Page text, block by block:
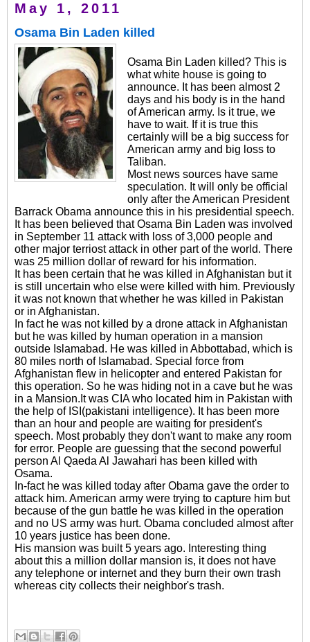
May 1, 2011
Osama Bin Laden killed
Osama Bin Laden killed? This is
what white house is going to
announce. It has been almost 2
days and his body is in the hand
of American army. Is it true, we
have to wait. If it is true this
certainly will be a big success for
American army and big loss to
Taliban.
Most news sources have same
speculation. It will only be official
only after the American President
Barrack Obama announce this in his presidential speech.
It has been believed that Osama Bin Laden was involved
in September 11 attack with loss of 3,000 people and
other major terriost attack in other part of the world. There
was 25 million dollar of reward for his information.
It has been certain that he was killed in Afghanistan but it
is still uncertain who else were killed with him. Previously
it was not known that whether he was killed in Pakistan
or in Afghanistan.
In fact he was not killed by a drone attack in Afghanistan
but he was killed by human operation in a mansion
outside Islamabad. He was killed in Abbottabad, which is
80 miles north of Islamabad. Special force from
Afghanistan flew in helicopter and entered Pakistan for
this operation. So he was hiding not in a cave but he was
in a Mansion.It was CIA who located him in Pakistan with
the help of ISI(pakistani intelligence). It has been more
than an hour and people are waiting for president's
speech. Most probably they don't want to make any room
for error. People are guessing that the second powerful
person Al Qaeda Al Jawahari has been killed with
Osama.
In-fact he was killed today after Obama gave the order to
attack him. American army were trying to capture him but
because of the gun battle he was killed in the operation
and no US army was hurt. Obama concluded almost after
10 years justice has been done.
His mansion was built 5 years ago. Interesting thing
about this a million dollar mansion is, it does not have
any telephone or internet and they burn their own trash
whereas city collects their neighbor's trash.